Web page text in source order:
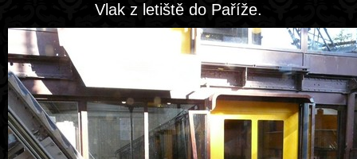
Vlak z letiště do Paříže.